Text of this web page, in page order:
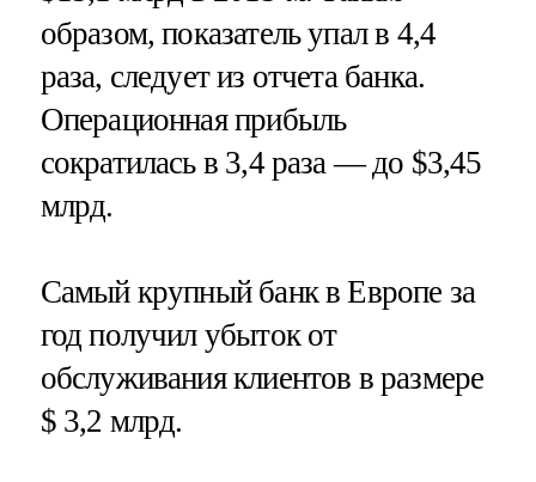
образом, показатель упал в 4,4
раза, следует из отчета банка.
Операционная прибыль
сократилась в 3,4 раза — до $3,45
млрд.
Самый крупный банк в Европе за
год получил убыток от
обслуживания клиентов в размере
$ 3,2 млрд.